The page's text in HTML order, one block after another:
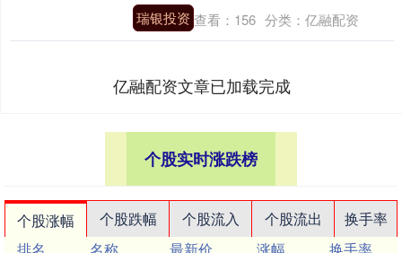
瑞银投资 查看： 156 分类： 亿融配资
亿融配资文章已加载完成
个股实时涨跌榜
个股涨幅 个股跌幅 个股流入 个股流出
换手率
排名
名称 最新价 涨幅 换手率